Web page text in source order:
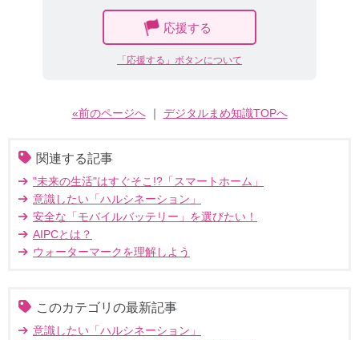
応援する
「応援する」ボタンについて
«前のページへ｜ デジタルまめ知識TOPへ
関連する記事
"未来の生活"はすぐそこ!?「スマートホーム」
意識したい「ハルシネーション」
安全な「モバイルバッテリー」を選びたい！
AIPCとは？
ウォーターマークを理解しよう
このカテゴリの最新記事
意識したい「ハルシネーション」